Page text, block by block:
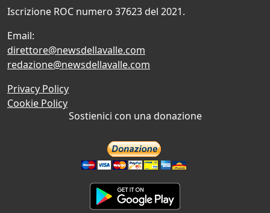
Iscrizione ROC numero 37623 del 2021.
Email:
direttore@newsdellavalle.com
redazione@newsdellavalle.com
Privacy Policy
Cookie Policy
Sostienici con una donazione